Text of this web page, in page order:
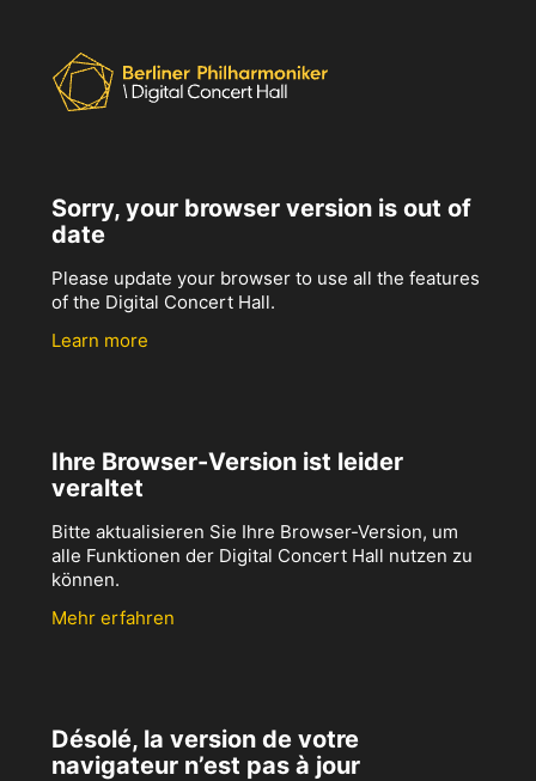
Sorry, your browser version is out of
date
Please update your browser to use all the features
of the Digital Concert Hall.
Learn more
Ihre Browser-Version ist leider
veraltet
Bitte aktualisieren Sie Ihre Browser-Version, um
alle Funktionen der Digital Concert Hall nutzen zu
können.
Mehr erfahren
Désolé, la version de votre
navigateur n’est pas à jour